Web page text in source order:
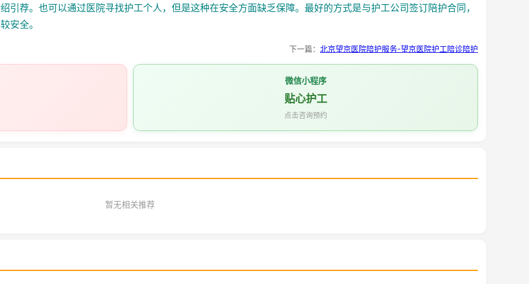
引荐。也可以通过医院寻找护工个人，但是这种在安全方面缺乏保障。最好的方式是与护工公司签订陪护合同，
安全。
下一篇： 北京望京医院陪护服务-望京医院护工陪诊陪护
微信小程序
贴心护工
点击咨询预约
暂无相关推荐